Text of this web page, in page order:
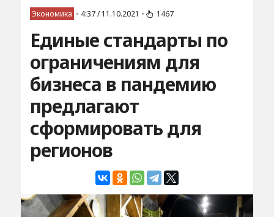
Экономика • 4:37 / 11.10.2021 • 1467
Единые стандарты по
ограничениям для
бизнеса в пандемию
предлагают
сформировать для
регионов